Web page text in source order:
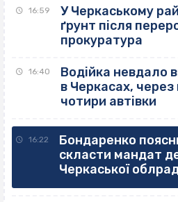
16:59
У Черкаському
ґрунт після
прокуратура
16:40
Водійка невдало
в Черкасах,
чотири автівки
16:22
Бондаренко
скласти мандат
Черкаської